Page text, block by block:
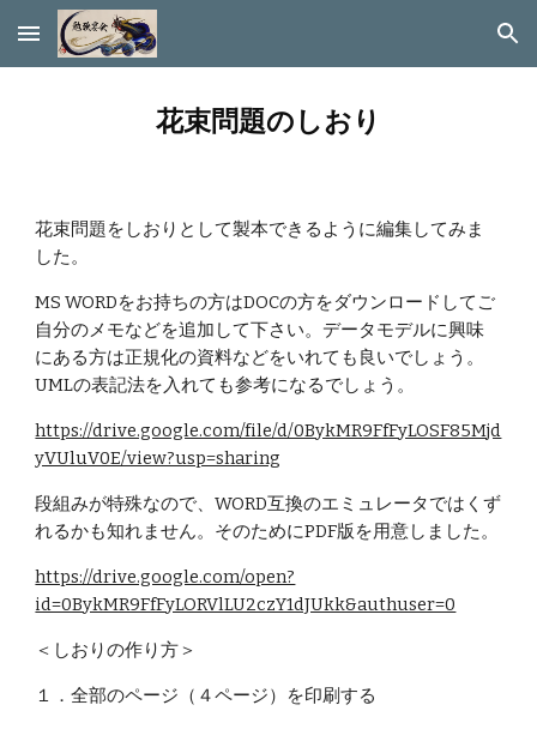
Skip to main content Skip to navigation
花束問題のしおり
花束問題をしおりとして製本できるように編集してみま
した。
MS WORDをお持ちの方はDOCの方をダウンロードしてご
自分のメモなどを追加して下さい。データモデルに興味
にある方は正規化の資料などをいれても良いでしょう。
UMLの表記法を入れても参考になるでしょう。
https://drive.google.com/file/d/0BykMR9FfFyLOSF85Mjd
yVUluV0E/view?usp=sharing
段組みが特殊なので、WORD互換のエミュレータではくず
れるかも知れません。そのためにPDF版を用意しました。
https://drive.google.com/open?
id=0BykMR9FfFyLORVlLU2czY1dJUkk&authuser=0
＜しおりの作り方＞
１．全部のページ（４ページ）を印刷する